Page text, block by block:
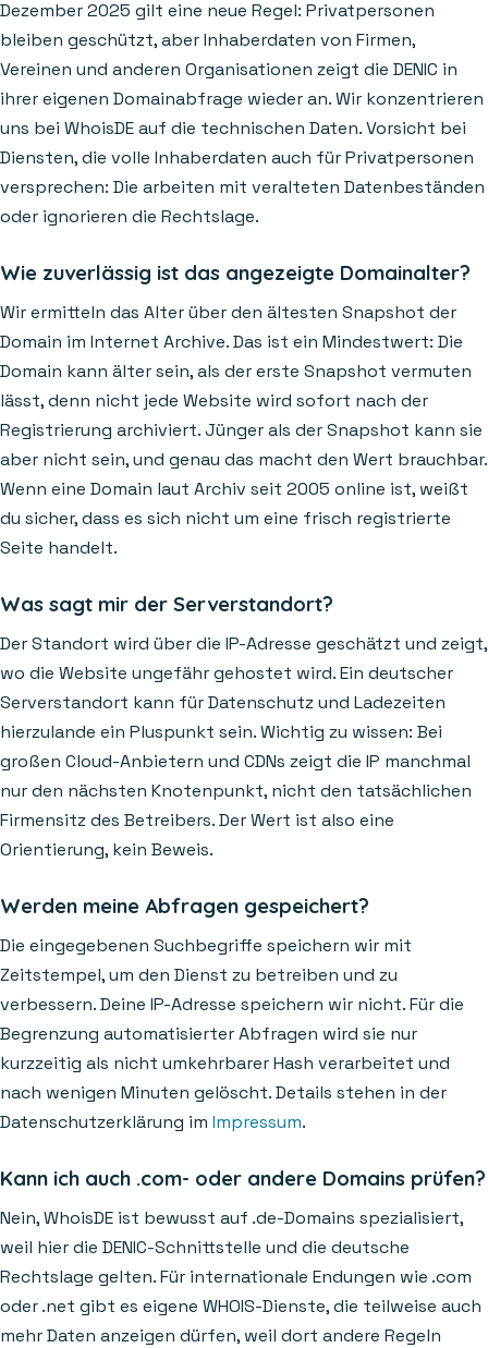
Dezember 2025 gilt eine neue Regel: Privatpersonen
bleiben geschützt, aber Inhaberdaten von Firmen,
Vereinen und anderen Organisationen zeigt die DENIC in
ihrer eigenen Domainabfrage wieder an. Wir konzentrieren
uns bei WhoisDE auf die technischen Daten. Vorsicht bei
Diensten, die volle Inhaberdaten auch für Privatpersonen
versprechen: Die arbeiten mit veralteten Datenbeständen
oder ignorieren die Rechtslage.
Wie zuverlässig ist das angezeigte Domainalter?
Wir ermitteln das Alter über den ältesten Snapshot der
Domain im Internet Archive. Das ist ein Mindestwert: Die
Domain kann älter sein, als der erste Snapshot vermuten
lässt, denn nicht jede Website wird sofort nach der
Registrierung archiviert. Jünger als der Snapshot kann sie
aber nicht sein, und genau das macht den Wert brauchbar.
Wenn eine Domain laut Archiv seit 2005 online ist, weißt
du sicher, dass es sich nicht um eine frisch registrierte
Seite handelt.
Was sagt mir der Serverstandort?
Der Standort wird über die IP-Adresse geschätzt und zeigt,
wo die Website ungefähr gehostet wird. Ein deutscher
Serverstandort kann für Datenschutz und Ladezeiten
hierzulande ein Pluspunkt sein. Wichtig zu wissen: Bei
großen Cloud-Anbietern und CDNs zeigt die IP manchmal
nur den nächsten Knotenpunkt, nicht den tatsächlichen
Firmensitz des Betreibers. Der Wert ist also eine
Orientierung, kein Beweis.
Werden meine Abfragen gespeichert?
Die eingegebenen Suchbegriffe speichern wir mit
Zeitstempel, um den Dienst zu betreiben und zu
verbessern. Deine IP-Adresse speichern wir nicht. Für die
Begrenzung automatisierter Abfragen wird sie nur
kurzzeitig als nicht umkehrbarer Hash verarbeitet und
nach wenigen Minuten gelöscht. Details stehen in der
Datenschutzerklärung im Impressum.
Kann ich auch .com- oder andere Domains prüfen?
Nein, WhoisDE ist bewusst auf .de-Domains spezialisiert,
weil hier die DENIC-Schnittstelle und die deutsche
Rechtslage gelten. Für internationale Endungen wie .com
oder .net gibt es eigene WHOIS-Dienste, die teilweise auch
mehr Daten anzeigen dürfen, weil dort andere Regeln